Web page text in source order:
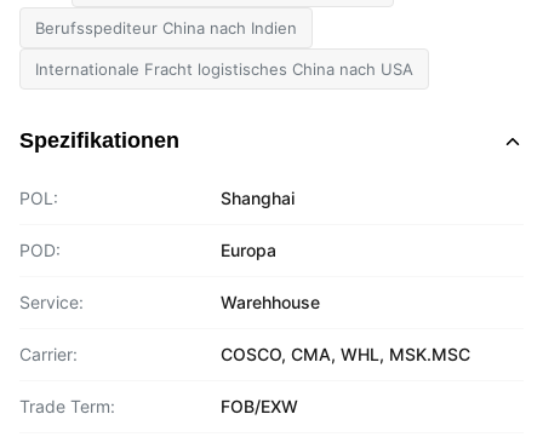
Berufsspediteur China nach Indien
Internationale Fracht logistisches China nach USA
Spezifikationen
POL: Shanghai
POD: Europa
Service: Warehhouse
Carrier: COSCO, CMA, WHL, MSK.MSC
Trade Term: FOB/EXW